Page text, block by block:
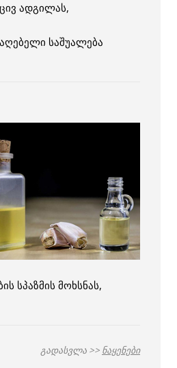
ადგილას,
საშუალება
სპაზმის მოხსნას,
გადასვლა >> ნაყენები